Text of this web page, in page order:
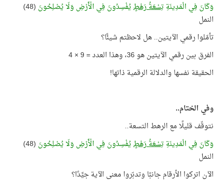
وَكَانَ فِي الْمَدِينَةِتِسْعَةُ رَهْطٍيُفْسِدُونَ فِي الْأَرْضِ وَلَا يُصْلِحُونَ
(48)
النمل
تأمّلوا رقمي الآيتين.. هل لاحظتم شيئًا؟
الفرق بين رقمي الآيتين هو 36، وهذا العدد = 9 × 4
الحقيقة نفسها والدلالة الرقمية ذاتها!
وفي الختام..
نتوقّف قليلًا مع الرهط التسعة..
وَكَانَ فِي الْمَدِينَةِتِسْعَةُ رَهْطٍيُفْسِدُونَ فِي الْأَرْضِ وَلَا يُصْلِحُونَ
(48)
النمل
الآن اتركوا الأرقام جانبًا وتدبّروا معنى الآية جيِّدًا؟